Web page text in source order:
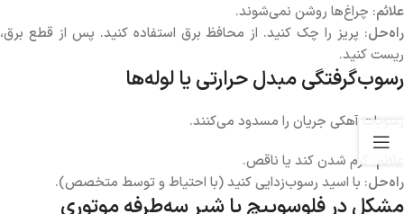
علائم: چراغ‌ها روشن نمی‌شوند.
راه‌حل: پریز را چک کنید. از محافظ برق استفاده کنید. پس از قطع برق،
ریست کنید.
رسوب‌گرفتگی مبدل حرارتی یا لوله‌ها
رسوبات آهکی جریان را مسدود می‌کنند.
علائم : گرم شدن کند یا ناقص.
راه‌حل: با اسید رسوب‌زدایی کنید (با احتیاط و توسط متخصص).
مشکل در فلوسوییچ یا شیر سه‌طرفه موتوری